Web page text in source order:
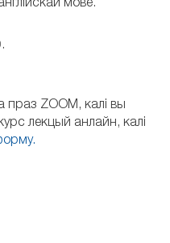
мове.
праз ZOOM, калі вы
лекцый анлайн, калі